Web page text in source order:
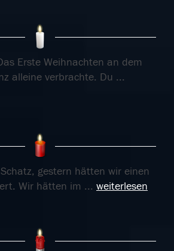
Erste Weihnachten an dem
alleine verbrachte. Du ...
gestern hätten wir einen
Wir hätten im ... weiterlesen